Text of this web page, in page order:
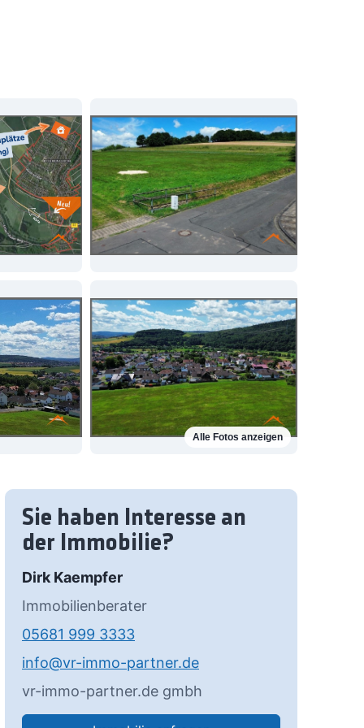
Alle Fotos anzeigen
Sie haben Interesse an
der Immobilie?
Dirk Kaempfer
Immobilienberater
05681 999 3333
info@vr-immo-partner.de
vr-immo-partner.de gmbh